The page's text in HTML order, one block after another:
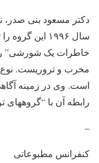
دکتر مسعود بنی صدر،
سال ۱۹۹۶
خاطرات یک شورشی” را
مخرب و تروریست. نوع
است. وی در زمینه
رابطه آن با
–
کنفرانس مطبوعاتی